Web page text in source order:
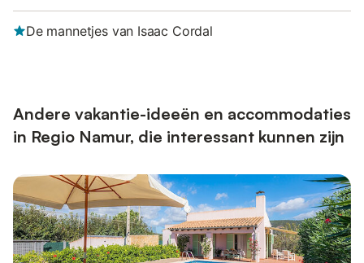
De mannetjes van Isaac Cordal
Andere vakantie-ideeën en accommodaties
in Regio Namur, die interessant kunnen zijn